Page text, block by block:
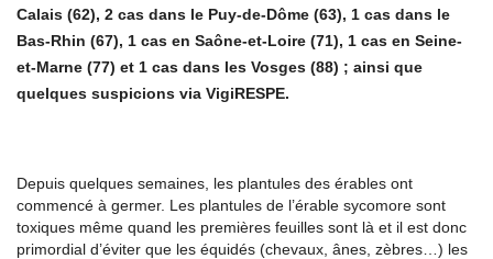
Calais (62), 2 cas dans le Puy-de-Dôme (63), 1 cas dans le
Bas-Rhin (67), 1 cas en Saône-et-Loire (71), 1 cas en Seine-
et-Marne (77) et 1 cas dans les Vosges (88) ; ainsi que
quelques suspicions via VigiRESPE.
Depuis quelques semaines, les plantules des érables ont
commencé à germer. Les plantules de l’érable sycomore sont
toxiques même quand les premières feuilles sont là et il est donc
primordial d’éviter que les équidés (chevaux, ânes, zèbres…) les